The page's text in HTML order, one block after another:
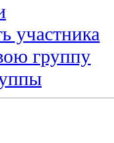
участника
группу